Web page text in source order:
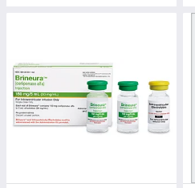
высоким
Стоимость на препараты
нашей компании –
удовлетворит